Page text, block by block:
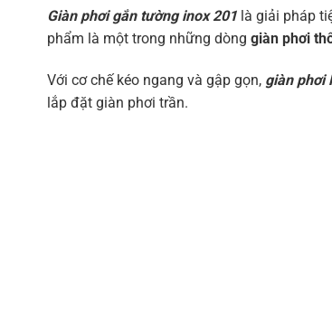
Giàn phơi gắn tường inox 201 là giải pháp
phẩm là một trong những dòng giàn phơi
Với cơ chế kéo ngang và gập gọn, giàn phơi
lắp đặt giàn phơi trần.